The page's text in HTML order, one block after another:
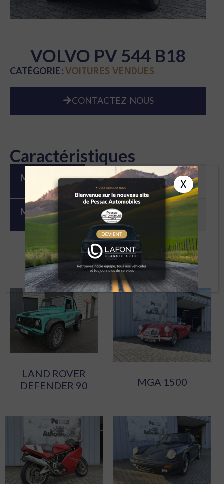
VOLVO PV 544 B18
CATÉGORIE : VOITURES VENDUES
CONTACTEZ-NOUS
Caractéristiques
Marque VOLVO
Modèle PV 544 B18
À DÉCOUVRIR
LAND ROVER
DEFENDER 90
MGA 1500
X